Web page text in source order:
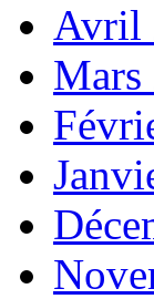
Avril
Mars